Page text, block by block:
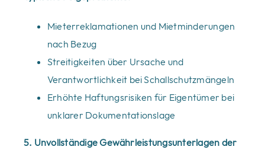
Mieterreklamationen und Mietminderungen
nach Bezug
Streitigkeiten über Ursache und
Verantwortlichkeit bei Schallschutzmängeln
Erhöhte Haftungsrisiken für Eigentümer bei
unklarer Dokumentationslage
5. Unvollständige Gewährleistungsunterlagen der